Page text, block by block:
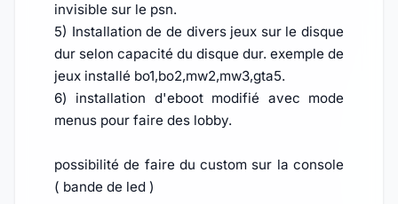
invisible sur le psn.
5) Installation de de divers jeux sur le disque
dur selon capacité du disque dur. exemple de
jeux installé bo1,bo2,mw2,mw3,gta5.
6) installation d'eboot modifié avec mode
menus pour faire des lobby.
possibilité de faire du custom sur la console
( bande de led )